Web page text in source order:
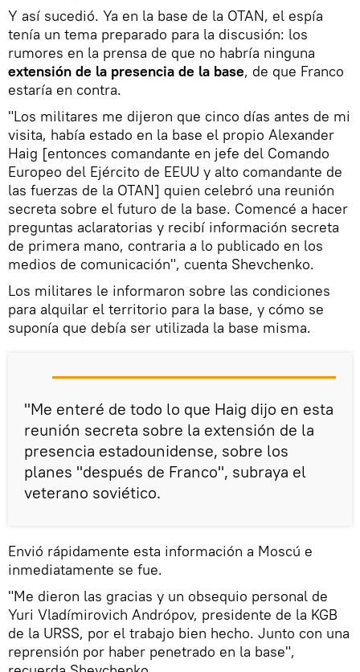
Y así sucedió. Ya en la base de la OTAN, el espía
tenía un tema preparado para la discusión: los
rumores en la prensa de que no habría ninguna
extensión de la presencia de la base, de que Franco
estaría en contra.
"Los militares me dijeron que cinco días antes de mi
visita, había estado en la base el propio Alexander
Haig [entonces comandante en jefe del Comando
Europeo del Ejército de EEUU y alto comandante de
las fuerzas de la OTAN] quien celebró una reunión
secreta sobre el futuro de la base. Comencé a hacer
preguntas aclaratorias y recibí información secreta
de primera mano, contraria a lo publicado en los
medios de comunicación", cuenta Shevchenko.
Los militares le informaron sobre las condiciones
para alquilar el territorio para la base, y cómo se
suponía que debía ser utilizada la base misma.
"Me enteré de todo lo que Haig dijo en esta
reunión secreta sobre la extensión de la
presencia estadounidense, sobre los
planes "después de Franco", subraya el
veterano soviético.
Envió rápidamente esta información a Moscú e
inmediatamente se fue.
"Me dieron las gracias y un obsequio personal de
Yuri Vladímirovich Andrópov, presidente de la KGB
de la URSS, por el trabajo bien hecho. Junto con una
reprensión por haber penetrado en la base",